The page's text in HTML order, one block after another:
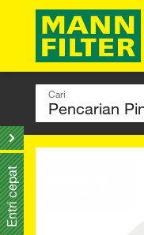
Cari